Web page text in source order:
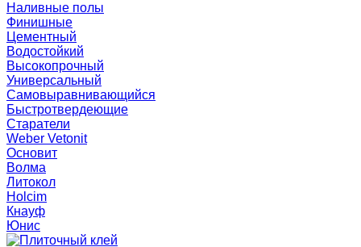
Наливные полы
Финишные
Цементный
Водостойкий
Высокопрочный
Универсальный
Самовыравнивающийся
Быстротвердеющие
Старатели
Weber Vetonit
Основит
Волма
Литокол
Holcim
Кнауф
Юнис